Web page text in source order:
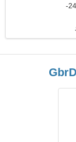
مرد مجرد به دنبال همسر 24-